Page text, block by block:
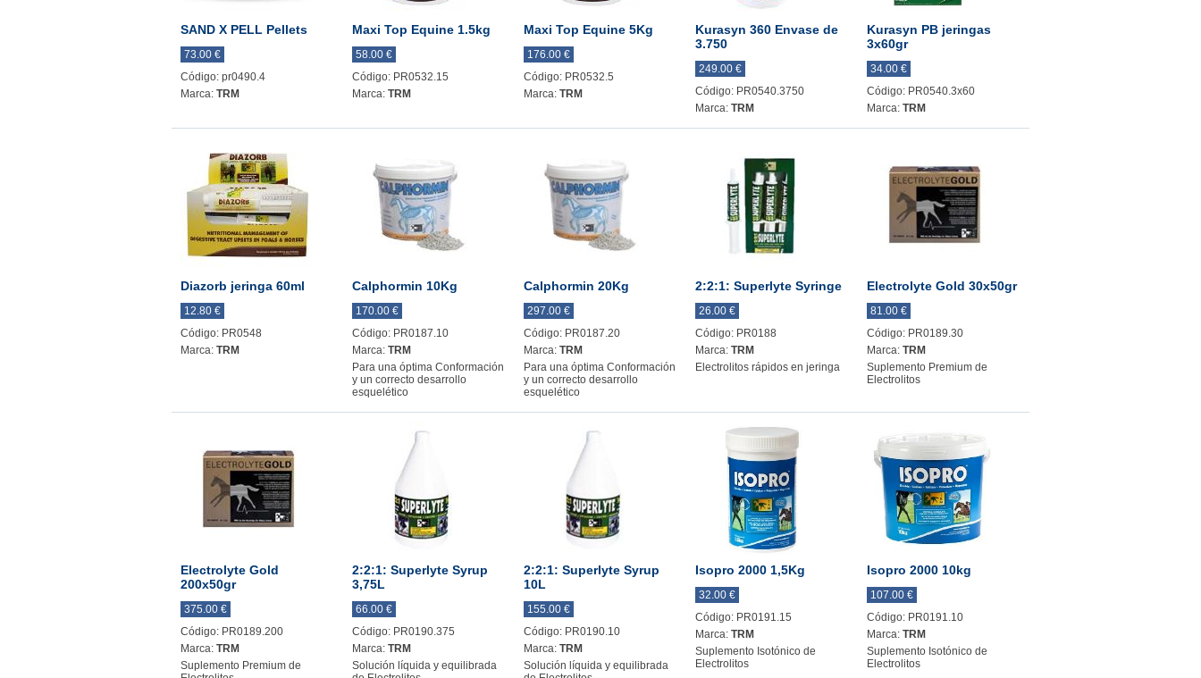
SAND X PELL Pellets
73.00 €
Código: pr0490.4
Marca: TRM
Maxi Top Equine 1.5kg
58.00 €
Código: PR0532.15
Marca: TRM
Maxi Top Equine 5Kg
176.00 €
Código: PR0532.5
Marca: TRM
Kurasyn 360 Envase de
3.750
249.00 €
Código: PR0540.3750
Marca: TRM
Kurasyn PB jeringas
3x60gr
34.00 €
Código: PR0540.3x60
Marca: TRM
Diazorb jeringa 60ml
12.80 €
Código: PR0548
Marca: TRM
Calphormin 10Kg
170.00 €
Código: PR0187.10
Marca: TRM
Para una óptima Conformación
y un correcto desarrollo
esquelético
Calphormin 20Kg
297.00 €
Código: PR0187.20
Marca: TRM
Para una óptima Conformación
y un correcto desarrollo
esquelético
2:2:1: Superlyte Syringe
26.00 €
Código: PR0188
Marca: TRM
Electrolitos rápidos en jeringa
Electrolyte Gold 30x50gr
81.00 €
Código: PR0189.30
Marca: TRM
Suplemento Premium de
Electrolitos
Electrolyte Gold
200x50gr
375.00 €
Código: PR0189.200
Marca: TRM
Suplemento Premium de
2:2:1: Superlyte Syrup
3,75L
66.00 €
Código: PR0190.375
Marca: TRM
Solución líquida y equilibrada
2:2:1: Superlyte Syrup
10L
155.00 €
Código: PR0190.10
Marca: TRM
Solución líquida y equilibrada
Isopro 2000 1,5Kg
32.00 €
Código: PR0191.15
Marca: TRM
Suplemento Isotónico de
Electrolitos
Isopro 2000 10kg
107.00 €
Código: PR0191.10
Marca: TRM
Suplemento Isotónico de
Electrolitos